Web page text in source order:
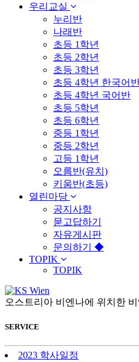
우리교실
누리반
나래반
초등 1학년
초등 2학년
초등 3학년
초등 4학년 한국어
초등 4학년 국어반
초등 5학년
초등 6학년
중등 1학년
중등 2학년
고등 1학년
오름반(유치)
키움반(초등)
열린마당
공지사항
묻고답하기
자유게시판
문의하기 ◆
TOPIK
TOPIK
오스트리아 비엔나에 위치한
SERVICE
2023 학사일정